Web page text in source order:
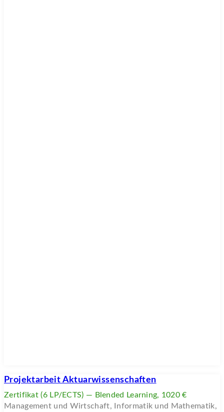
Projektarbeit Aktuarwissenschaften
Zertifikat (6 LP/ECTS) — Blended Learning, 1020 €
Management und Wirtschaft, Informatik und Mathematik,